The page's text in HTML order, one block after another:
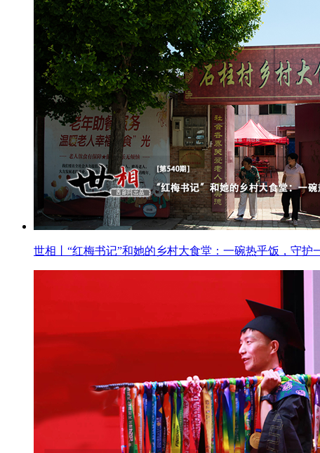
世相丨“红梅书记”和她的乡村大食堂：一碗热乎饭，守护